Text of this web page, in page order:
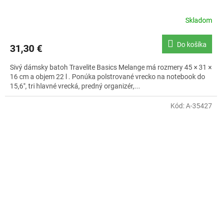
Skladom
31,30 € Do košíka
Sivý dámsky batoh Travelite Basics Melange má rozmery 45 × 31 ×
16 cm a objem 22 l . Ponúka polstrované vrecko na notebook do
15,6″, tri hlavné vrecká, predný organizér,...
Kód:A-35427